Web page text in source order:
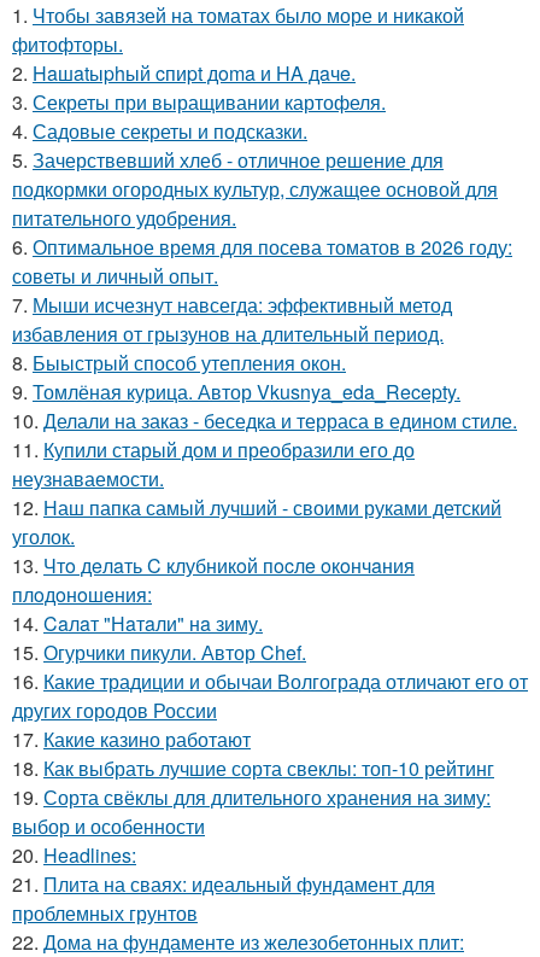
1. Чтобы завязей на томатах было море и никакой
фитофторы.
2. Haшatыphый cпиpt дoma и HA дaчe.
3. Секреты при выращивании картофеля.
4. Садовые секреты и подсказки.
5. Зачерствевший хлеб - отличное решение для
подкормки огородных культур, служащее основой для
питательного удобрения.
6. Оптимальное время для посева томатов в 2026 году:
советы и личный опыт.
7. Мыши исчезнут навсегда: эффективный метод
избавления от грызунов на длительный период.
8. Быыстрый способ утепления окон.
9. Томлёная курица. Автор Vkusnya_eda_Recepty.
10. Делали на заказ - беседка и терраса в едином стиле.
11. Купили старый дом и преобразили его до
неузнаваемости.
12. Наш папка самый лучший - своими руками детский
уголок.
13. Чтo дeлaть C клубникoй пocлe oкoнчaния
плoдoнoшeния:
14. Caлaт "Нaтaли" нa зиму.
15. Огурчики пикули. Автор Chef.
16. Какие традиции и обычаи Волгограда отличают его от
других городов России
17. Какие казино работают
18. Как выбрать лучшие сорта свеклы: топ-10 рейтинг
19. Сорта свёклы для длительного хранения на зиму:
выбор и особенности
20. Headlines:
21. Плита на сваях: идеальный фундамент для
проблемных грунтов
22. Дома на фундаменте из железобетонных плит: